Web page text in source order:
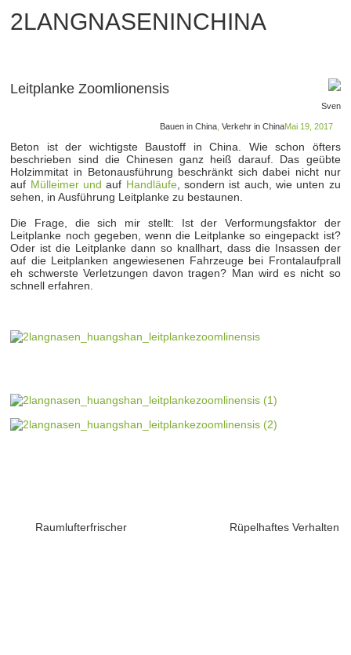
2LANGNASENINCHINA
Leitplanke Zoomlionensis
Sven
Mai 19, 2017
Bauen in China, Verkehr in China
Beton ist der wichtigste Baustoff in China. Wie schon öfters
beschrieben sind die Chinesen ganz heiß darauf. Das geübte
Holzimmitat in Betonausführung beschränkt sich dabei nicht nur
auf Mülleimer und auf Handläufe, sondern ist auch, wie unten zu
sehen, in Ausführung Leitplanke zu bestaunen.
Die Frage, die sich mir stellt: Ist der Verformungsfaktor der
Leitplanke noch gegeben, wenn die Leitplanke so eingepackt ist?
Oder ist die Leitplanke dann so knallhart, dass die Insassen der
auf die Leitplanken angewiesenen Fahrzeuge bei Frontalaufprall
eh schwerste Verletzungen davon tragen? Man wird es nicht so
schnell erfahren.
Raumlufterfrischer Rüpelhaftes Verhalten